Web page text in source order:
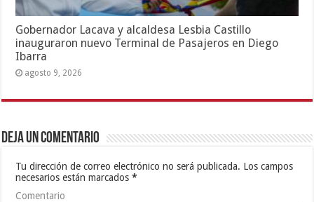
Gobernador Lacava y alcaldesa Lesbia Castillo
inauguraron nuevo Terminal de Pasajeros en Diego
Ibarra
agosto 9, 2026
Deja un comentario
Tu dirección de correo electrónico no será publicada. Los campos
necesarios están marcados*
Comentario